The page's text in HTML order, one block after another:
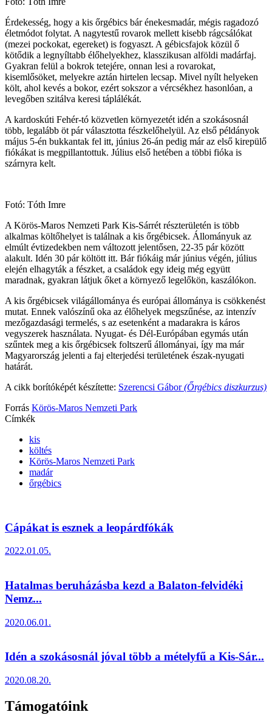
Érdekesség, hogy a kis őrgébics bár énekesmadár, mégis ragadozó
életmódot folytat. A nagytestű rovarok mellett kisebb rágcsálókat
(mezei pockokat, egereket) is fogyaszt. A gébicsfajok közül ő
kötődik a legnyíltabb élőhelyekhez, klasszikusan alföldi madárfaj.
Gyakran felül a bokrok tetejére, onnan lesi a rovarokat,
kisemlősöket, melyekre aztán hirtelen lecsap. Mivel nyílt helyeken
költ, ahol kevés a bokor, ezért sokszor a vércsékhez hasonlóan, a
levegőben szitálva keresi táplálékát.
A kardoskúti Fehér-tó közvetlen környezetét idén a szokásosnál
több, legalább öt pár választotta fészkelőhelyül. Az első példányok
május 5-én bukkantak fel itt, június 26-án pedig már az első kirepülő
fiókákat is megpillantottuk. Július első hetében a többi fióka is
szárnyra kelt.
Fotó: Tóth Imre
A Körös-Maros Nemzeti Park Kis-Sárrét részterületén is több
alkalmas költőhelyet is találnak a kis őrgébicsek. Állományuk az
elmúlt évtizedekben nem változott jelentősen, 22-35 pár között
alakult. Idén 30 pár költött itt. Bár fiókáig már június végén, július
elején elhagyták a fészket, a családok egy ideig még együtt
maradnak, gyakran látjuk őket a környező legelőkön, kaszálókon.
A kis őrgébicsek világállománya és európai állománya is csökkenést
mutat. Ennek valószínű oka az élőhelyek megszűnése, az intenzív
mezőgazdasági termelés, s az esetenként a madarakra is káros
vegyszerek használata. Nyugat- és Dél-Európában egymás után
szűntek meg a kis őrgébicsek foltszerű állományai, így ma már
Magyarország jelenti a faj elterjedési területének észak-nyugati
határát.
A cikk borítóképét készítette: Szerencsi Gábor(Őrgébics diszkurzus)
Forrás Körös-Maros Nemzeti Park
Címkék
kis
költés
Körös-Maros Nemzeti Park
madár
őrgébics
Cápákat is esznek a leopárdfókák
2022.01.05.
Hatalmas beruházásba kezd a Balaton-felvidéki
Nemz...
2020.06.01.
Idén a szokásosnál jóval több a mételyfű a Kis-Sár...
2020.08.20.
Támogatóink